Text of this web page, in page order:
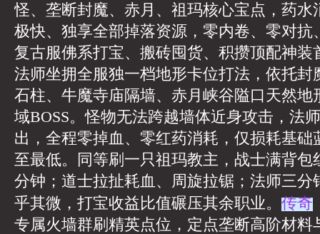
怪、垄断封魔、赤月、祖玛核心宝点，药水
极快、独享全部掉落资源，零内卷、零对抗
复古服佛系打宝、搬砖囤货、积攒顶配神装
法师坐拥全服独一档地形卡位打法，依托封
石柱、牛魔寺庙隔墙、赤月峡谷隘口天然地
域BOSS。怪物无法跨越墙体近身攻击，法
出，全程零掉血、零红药消耗，仅损耗基础
至最低。同等刷一只祖玛教主，战士满背包
分钟；道士拉扯耗血、周旋拉锯；法师三分
乎其微，打宝收益比值碾压其余职业。 传奇
专属火墙群刷精英点位，定点垄断高阶材料